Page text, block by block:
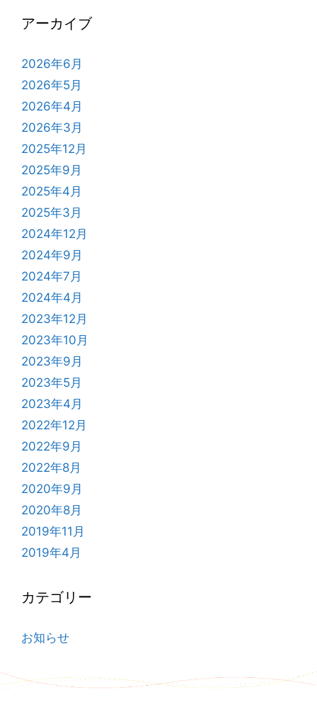
アーカイブ
2026年6月
2026年5月
2026年4月
2026年3月
2025年12月
2025年9月
2025年4月
2025年3月
2024年12月
2024年9月
2024年7月
2024年4月
2023年12月
2023年10月
2023年9月
2023年5月
2023年4月
2022年12月
2022年9月
2022年8月
2020年9月
2020年8月
2019年11月
2019年4月
カテゴリー
お知らせ